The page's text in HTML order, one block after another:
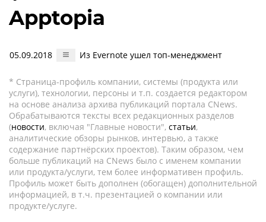
Apptopia
05.09.2018 Из Evernote ушел топ-менеджмент
* Страница-профиль компании, системы (продукта или
услуги), технологии, персоны и т.п. создается редактором
на основе анализа архива публикаций портала CNews.
Обрабатываются тексты всех редакционных разделов
(новости, включая "Главные новости", статьи,
аналитические обзоры рынков, интервью, а также
содержание партнёрских проектов). Таким образом, чем
больше публикаций на CNews было с именем компании
или продукта/услуги, тем более информативен профиль.
Профиль может быть дополнен (обогащен) дополнительной
информацией, в т.ч. презентацией о компании или
продукте/услуге.